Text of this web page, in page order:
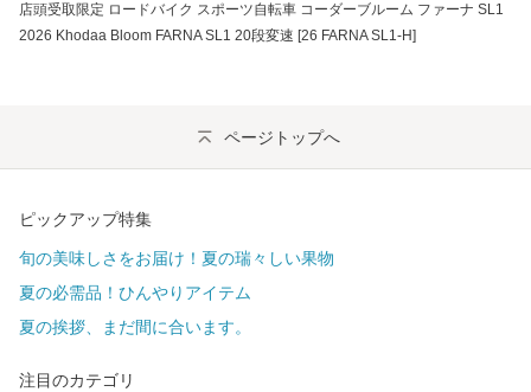
店頭受取限定 ロードバイク スポーツ自転車 コーダーブルーム ファーナ SL1
2026 Khodaa Bloom FARNA SL1 20段変速 [26 FARNA SL1-H]
ページトップへ
ピックアップ特集
旬の美味しさをお届け！夏の瑞々しい果物
夏の必需品！ひんやりアイテム
夏の挨拶、まだ間に合います。
注目のカテゴリ